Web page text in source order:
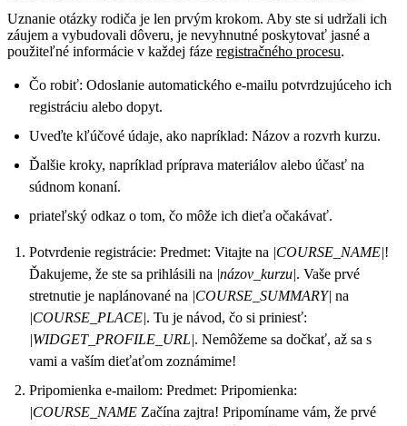
Uznanie otázky rodiča je len prvým krokom. Aby ste si udržali ich
záujem a vybudovali dôveru, je nevyhnutné poskytovať jasné a
použiteľné informácie v každej fáze registračného procesu.
Čo robiť: Odoslanie automatického e-mailu potvrdzujúceho ich
registráciu alebo dopyt.
Uveďte kľúčové údaje, ako napríklad: Názov a rozvrh kurzu.
Ďalšie kroky, napríklad príprava materiálov alebo účasť na
súdnom konaní.
priateľský odkaz o tom, čo môže ich dieťa očakávať.
Potvrdenie registrácie: Predmet: Vitajte na |COURSE_NAME|!
Ďakujeme, že ste sa prihlásili na |názov_kurzu|. Vaše prvé
stretnutie je naplánované na |COURSE_SUMMARY| na
|COURSE_PLACE|. Tu je návod, čo si priniesť:
|WIDGET_PROFILE_URL|. Nemôžeme sa dočkať, až sa s
vami a vaším dieťaťom zoznámime!
Pripomienka e-mailom: Predmet: Pripomienka:
|COURSE_NAME Začína zajtra! Pripomíname vám, že prvé